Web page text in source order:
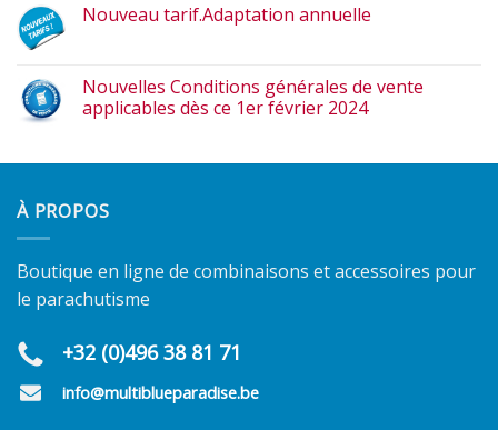
Nouveau tarif.Adaptation annuelle
Nouvelles Conditions générales de vente
applicables dès ce 1er février 2024
À PROPOS
Boutique en ligne de combinaisons et accessoires pour
le parachutisme
+32 (0)496 38 81 71
info@multiblueparadise.be